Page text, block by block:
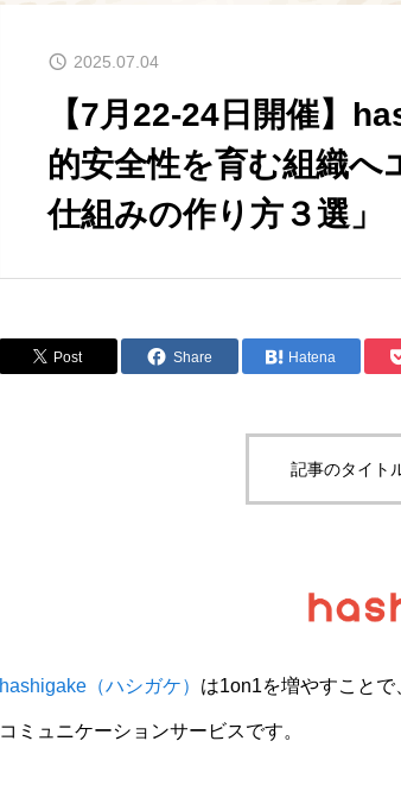
2025.07.04
【7月22-24日開催】
的安全性を育む組織へ
仕組みの作り方３選」
Post Share Hatena
記事のタイト
hashigake（ハシガケ） は1on1を増やすこと
コミュニケーションサービスです。